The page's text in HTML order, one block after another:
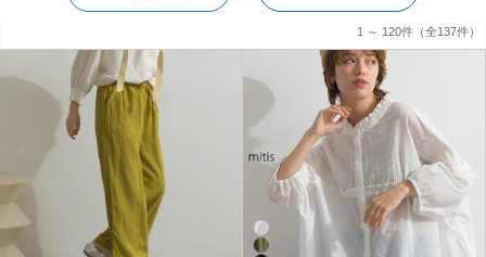
1 ～ 120件 （全137件）